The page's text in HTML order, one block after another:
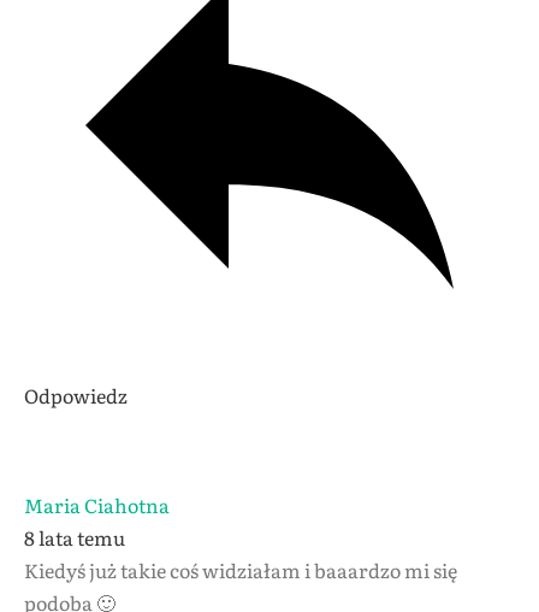
Odpowiedz
Maria Ciahotna
8 lata temu
Kiedyś już takie coś widziałam i baaardzo mi się
podoba 🙂